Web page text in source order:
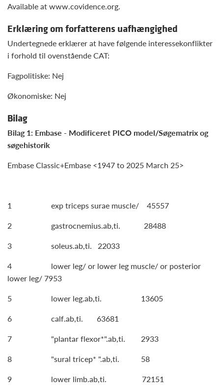
Available at www.covidence.org.
Erklæring om forfatterens uafhængighed
Undertegnede erklærer at have følgende interessekonflikter
i forhold til ovenstående CAT:
Fagpolitiske: Nej
Økonomiske: Nej
Bilag
Bilag 1: Embase - Modificeret PICO model/Søgematrix og
søgehistorik
Embase Classic+Embase <1947 to 2025 March 25>
1 exp triceps surae muscle/ 45557
2 gastrocnemius.ab,ti. 28488
3 soleus.ab,ti. 22033
4 lower leg/ or lower leg muscle/ or posterior
lower leg/ 7953
5 lower leg.ab,ti. 13605
6 calf.ab,ti. 63681
7 "plantar flexor*".ab,ti. 2933
8 "sural tricep* ".ab,ti. 58
9 lower limb.ab,ti. 72151